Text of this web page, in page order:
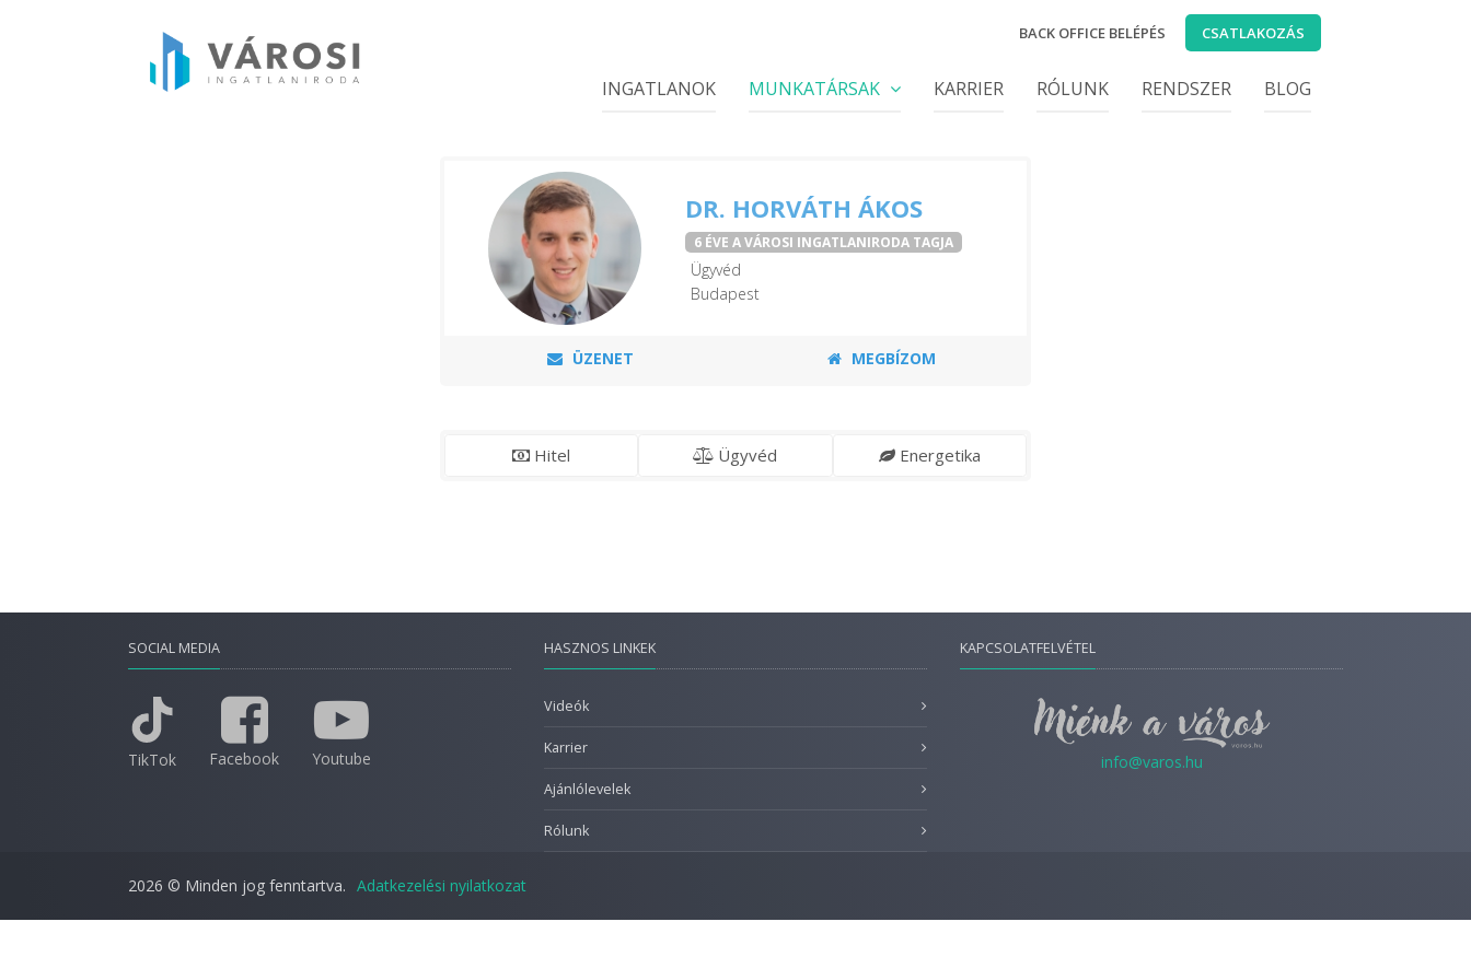
BACK OFFICE BELÉPÉS CSATLAKOZÁS
INGATLANOK MUNKATÁRSAK KARRIER RÓLUNK RENDSZER BLOG
DR. HORVÁTH ÁKOS
6 ÉVE A VÁROSI INGATLANIRODA TAGJA
Ügyvéd
Budapest
ÜZENET MEGBÍZOM
Hitel Ügyvéd Energetika
SOCIAL MEDIA
TikTok Facebook Youtube
HASZNOS LINKEK
Videók
Karrier
Ajánlólevelek
Rólunk
KAPCSOLATFELVÉTEL
info@varos.hu
2026 © Minden jog fenntartva. Adatkezelési nyilatkozat